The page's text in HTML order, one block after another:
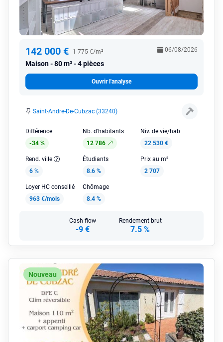
142 000 € 1 775 €/m²
Maison 80 m² - 4 pièces
06/08/2026
Ouvrir l'analyse
Saint-Andre-De-Cubzac (33240)
Différence
-34 %
Nb. d'habitants
12 786
Niv. de vie/hab
22 530 €
Rend. ville
6 %
Étudiants
8.6 %
Prix au m²
2 707
Loyer HC conseillé
963 €/mois
Chômage
8.4 %
Cash flow
-9 €
Rendement brut
7.5 %
Nouveau